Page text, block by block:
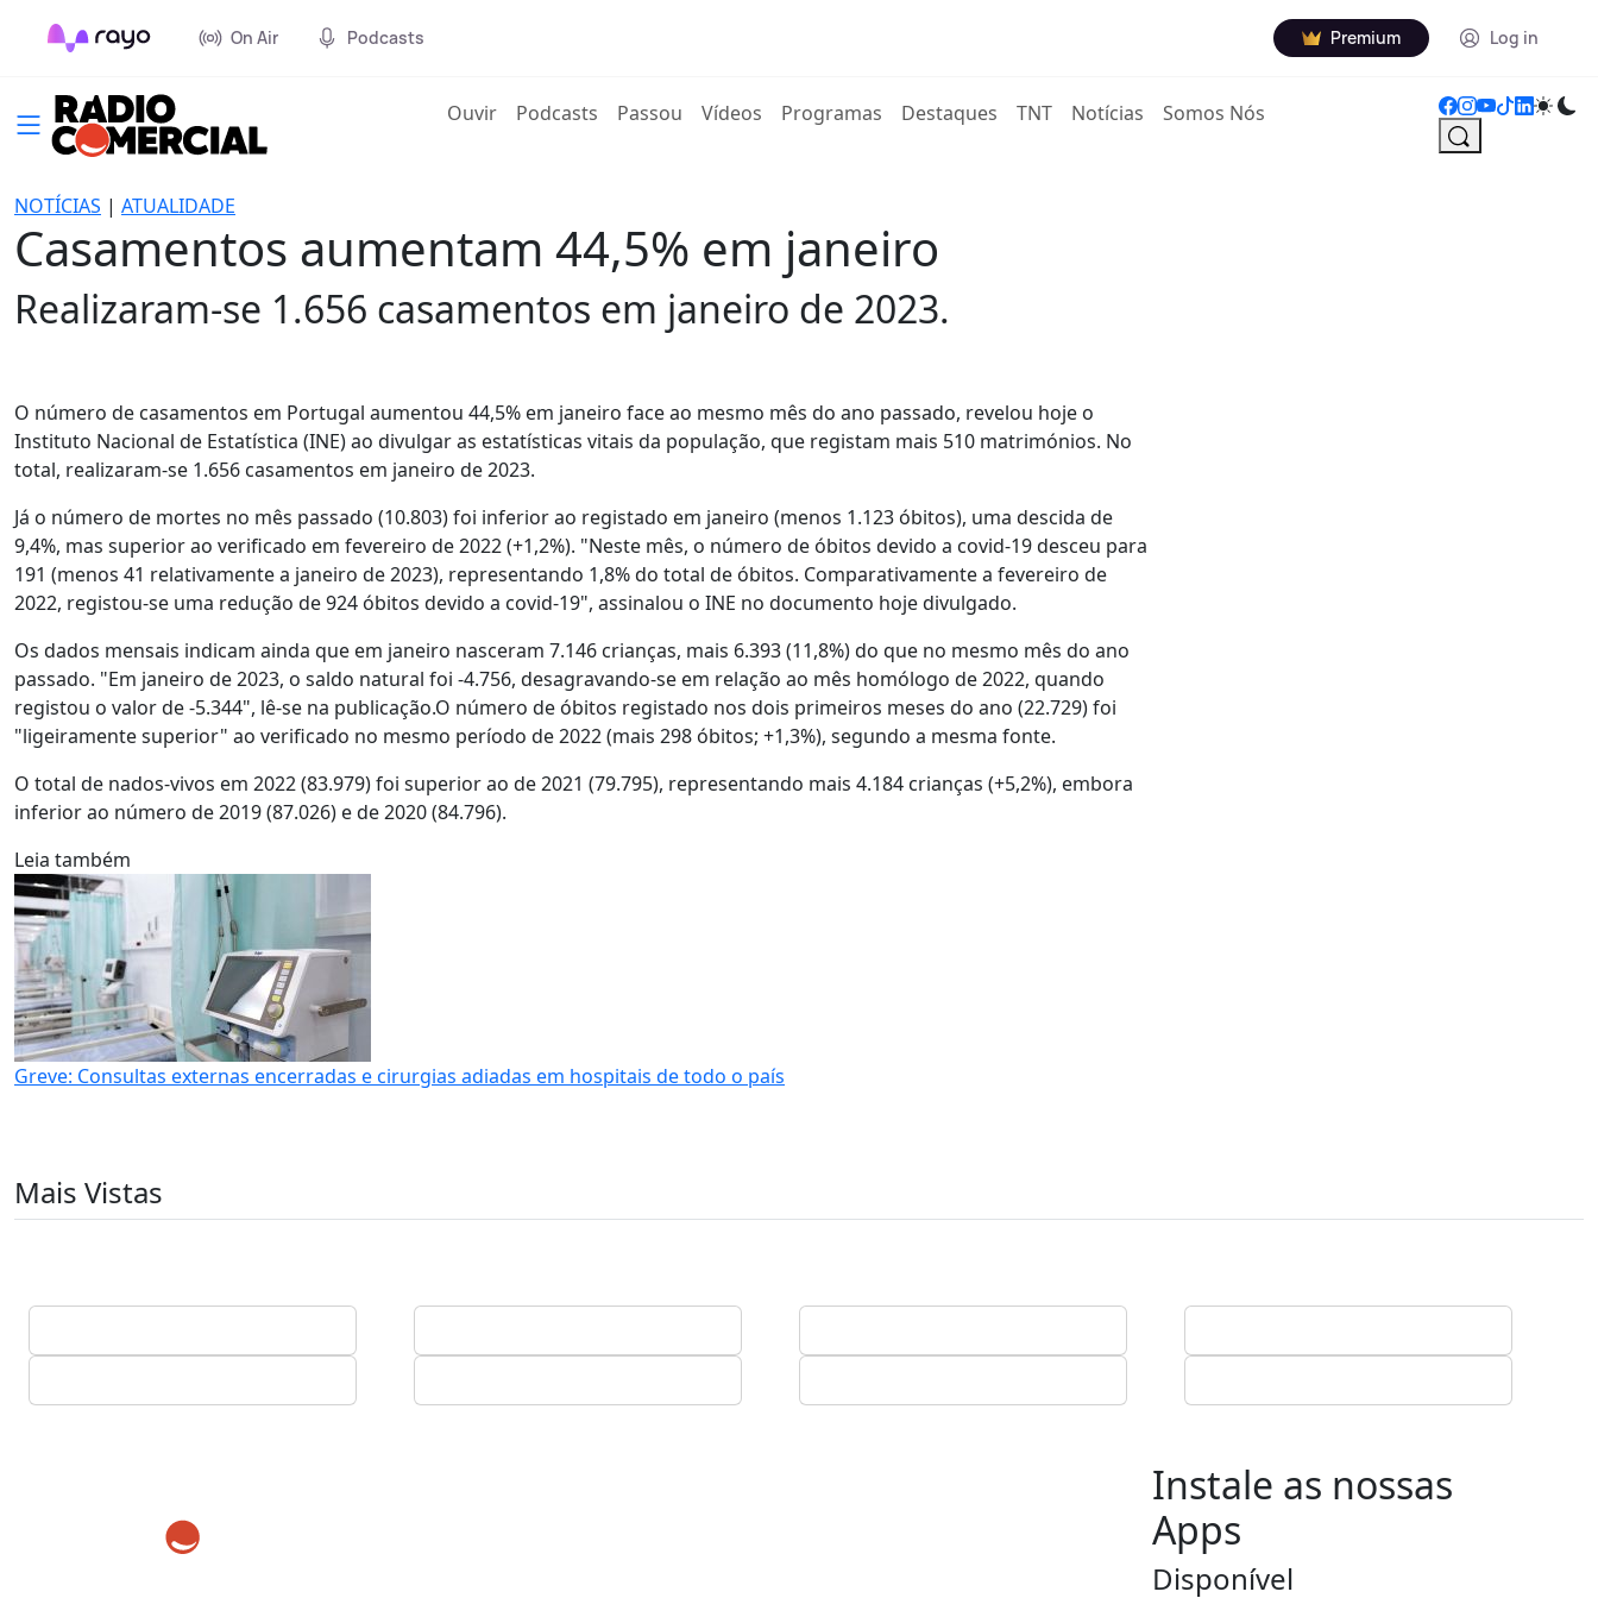
On Air Podcasts Premium Log in
Ouvir(current)
Podcasts Passou Vídeos Programas Destaques TNT Notícias Somos Nós
NOTÍCIAS | ATUALIDADE
Casamentos aumentam 44,5% em janeiro
Realizaram-se 1.656 casamentos em janeiro de 2023.
O número de casamentos em Portugal aumentou 44,5% em janeiro face ao mesmo mês do ano passado, revelou hoje o
Instituto Nacional de Estatística (INE) ao divulgar as estatísticas vitais da população, que registam mais 510 matrimónios. No
total, realizaram-se 1.656 casamentos em janeiro de 2023.
Já o número de mortes no mês passado (10.803) foi inferior ao registado em janeiro (menos 1.123 óbitos), uma descida de
9,4%, mas superior ao verificado em fevereiro de 2022 (+1,2%). "Neste mês, o número de óbitos devido a covid-19 desceu para
191 (menos 41 relativamente a janeiro de 2023), representando 1,8% do total de óbitos. Comparativamente a fevereiro de
2022, registou-se uma redução de 924 óbitos devido a covid-19", assinalou o INE no documento hoje divulgado.
Os dados mensais indicam ainda que em janeiro nasceram 7.146 crianças, mais 6.393 (11,8%) do que no mesmo mês do ano
passado. "Em janeiro de 2023, o saldo natural foi -4.756, desagravando-se em relação ao mês homólogo de 2022, quando
registou o valor de -5.344", lê-se na publicação.O número de óbitos registado nos dois primeiros meses do ano (22.729) foi
"ligeiramente superior" ao verificado no mesmo período de 2022 (mais 298 óbitos; +1,3%), segundo a mesma fonte.
O total de nados-vivos em 2022 (83.979) foi superior ao de 2021 (79.795), representando mais 4.184 crianças (+5,2%), embora
inferior ao número de 2019 (87.026) e de 2020 (84.796).
Leia também
Greve: Consultas externas encerradas e cirurgias adiadas em hospitais de todo o país
Mais Vistas
Instale as nossas
Apps
Disponível